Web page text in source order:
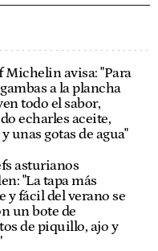
Michelin avisa: "Para
a la plancha
todo el sabor,
echarles aceite,
unas gotas de agua"
asturianos
"La tapa más
y fácil del verano se
un bote de
de piquillo, ajo y